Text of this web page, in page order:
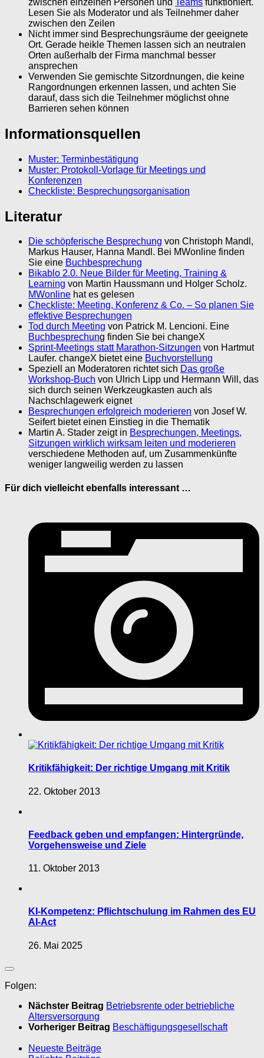
Lesen Sie als Moderator und als Teilnehmer daher
zwischen den Zeilen
Nicht immer sind Besprechungsräume der geeignete
Ort. Gerade heikle Themen lassen sich an neutralen
Orten außerhalb der Firma manchmal besser
ansprechen
Verwenden Sie gemischte Sitzordnungen, die keine
Rangordnungen erkennen lassen, und achten Sie
darauf, dass sich die Teilnehmer möglichst ohne
Barrieren sehen können
Informationsquellen
Muster: Terminbestätigung
Muster: Protokoll-Vorlage für Meetings und
Konferenzen
Checkliste: Besprechungsorganisation
Literatur
Die schöpferische Besprechung von Christoph Mandl,
Markus Hauser, Hanna Mandl. Bei MWonline finden
Sie eine Buchbesprechung
Bikablo 2.0. Neue Bilder für Meeting, Training &
Learning von Martin Haussmann und Holger Scholz.
MWonline hat es gelesen
Checkliste: Meeting, Konferenz & Co. – So planen Sie
effektive Besprechungen
Tod durch Meeting von Patrick M. Lencioni. Eine
Buchbesprechung finden Sie bei changeX
Sprint-Meetings statt Marathon-Sitzungen von Hartmut
Laufer. changeX bietet eine Buchvorstellung
Speziell an Moderatoren richtet sich Das große
Workshop-Buch von Ulrich Lipp und Hermann Will, das
sich durch seinen Werkzeugkasten auch als
Nachschlagewerk eignet
Besprechungen erfolgreich moderieren von Josef W.
Seifert bietet einen Einstieg in die Thematik
Martin A. Stader zeigt in Besprechungen, Meetings,
Sitzungen wirklich wirksam leiten und moderieren
verschiedene Methoden auf, um Zusammenkünfte
weniger langweilig werden zu lassen
Für dich vielleicht ebenfalls interessant …
Kritikfähigkeit: Der richtige Umgang mit Kritik
22. Oktober 2013
Feedback geben und empfangen: Hintergründe,
Vorgehensweise und Ziele
11. Oktober 2013
KI-Kompetenz: Pflichtschulung im Rahmen des EU
AI-Act
26. Mai 2025
Folgen:
Nächster Beitrag Betriebsrente oder betriebliche
Altersversorgung
Vorheriger Beitrag Beschäftigungsgesellschaft
Neueste Beiträge